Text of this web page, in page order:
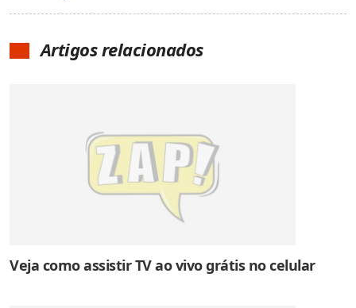
Artigos relacionados
Veja como assistir TV ao vivo grátis no celular